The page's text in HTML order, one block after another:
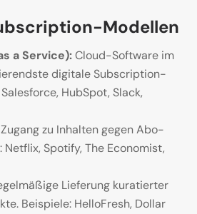
Modellen
a Service):Cloud-Software im
digitale Subscription-
HubSpot, Slack,
Zugang zu Inhalten gegen Abo-
Netflix, Spotify, The Economist,
Lieferung kuratierter
Beispiele: HelloFresh, Dollar